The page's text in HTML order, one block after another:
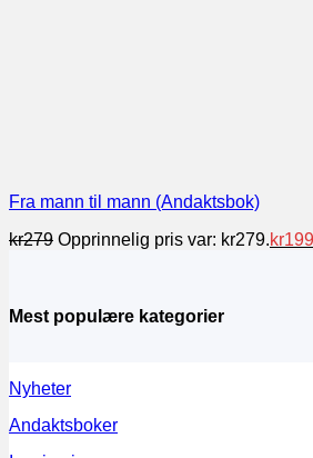
Fra mann til mann (Andaktsbok)
kr279 Opprinnelig pris var: kr279.kr199
Mest populære kategorier
Nyheter
Andaktsboker